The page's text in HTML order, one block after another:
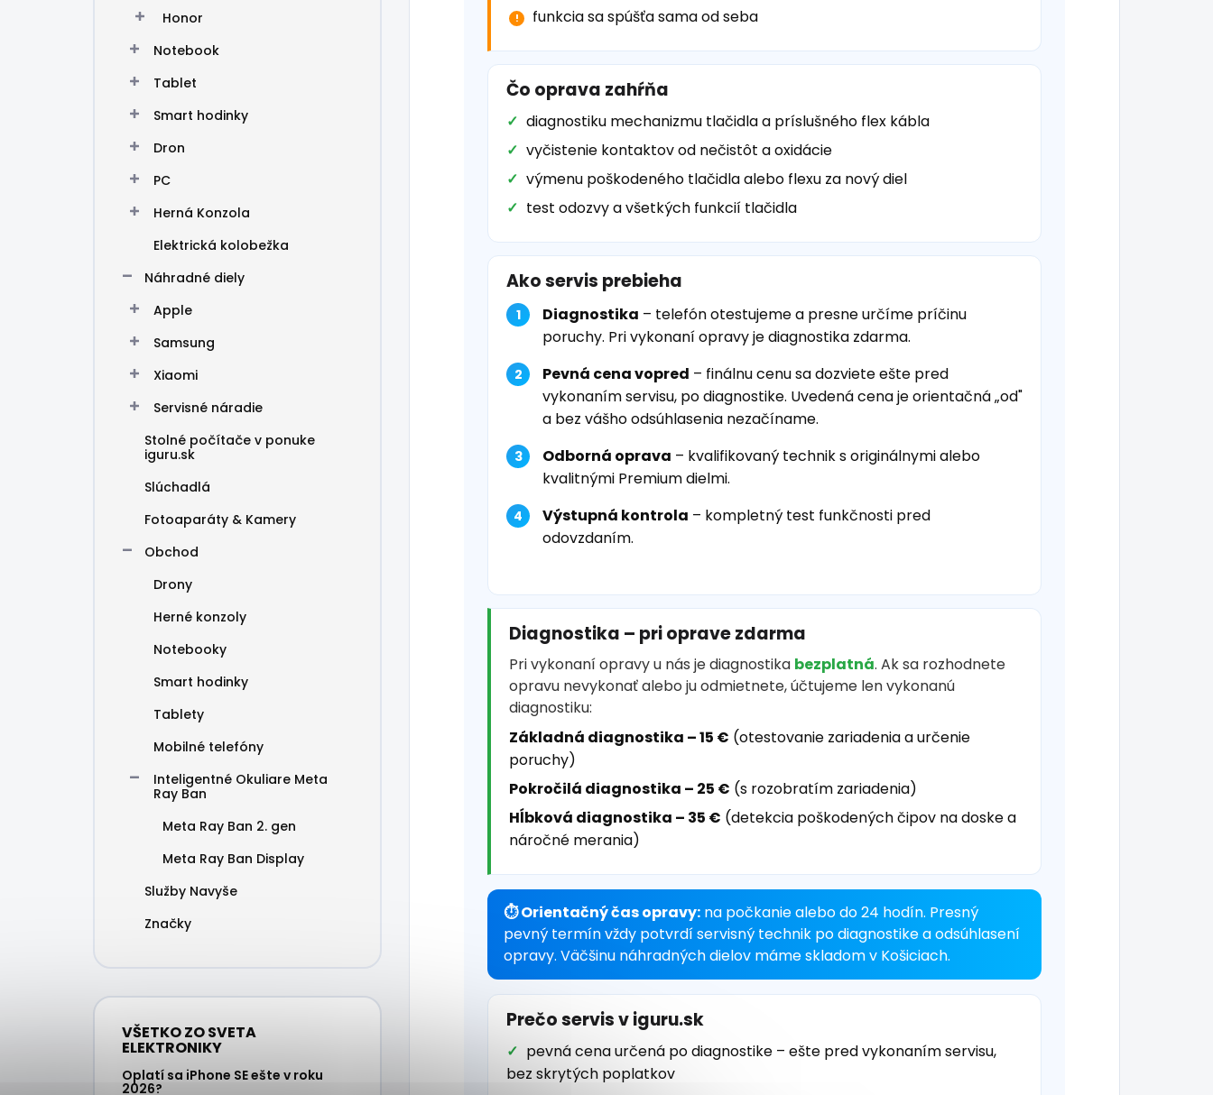
Honor
Notebook
Tablet
Smart hodinky
Dron
PC
Herná Konzola
Elektrická kolobežka
Náhradné diely
Apple
Samsung
Xiaomi
Servisné náradie
Stolné počítače v ponuke
iguru.sk
Slúchadlá
Fotoaparáty & Kamery
Obchod
Drony
Herné konzoly
Notebooky
Smart hodinky
Tablety
Mobilné telefóny
Inteligentné Okuliare Meta
Ray Ban
Meta Ray Ban 2. gen
Meta Ray Ban Display
Služby Navyše
Značky
VŠETKO ZO SVETA
ELEKTRONIKY
Oplatí sa iPhone SE ešte v roku
2026?
funkcia sa spúšťa sama od seba
Čo oprava zahŕňa
diagnostiku mechanizmu tlačidla a príslušného flex kábla
vyčistenie kontaktov od nečistôt a oxidácie
výmenu poškodeného tlačidla alebo flexu za nový diel
test odozvy a všetkých funkcií tlačidla
Ako servis prebieha
Diagnostika – telefón otestujeme a presne určíme príčinu
poruchy. Pri vykonaní opravy je diagnostika zdarma.
Pevná cena vopred – finálnu cenu sa dozviete ešte pred
vykonaním servisu, po diagnostike. Uvedená cena je orientačná „od"
a bez vášho odsúhlasenia nezačíname.
Odborná oprava – kvalifikovaný technik s originálnymi alebo
kvalitnými Premium dielmi.
Výstupná kontrola – kompletný test funkčnosti pred
odovzdaním.
Diagnostika – pri oprave zdarma
Pri vykonaní opravy u nás je diagnostika bezplatná. Ak sa rozhodnete
opravu nevykonať alebo ju odmietnete, účtujeme len vykonanú
diagnostiku:
Základná diagnostika – 15 € (otestovanie zariadenia a určenie
poruchy)
Pokročilá diagnostika – 25 € (s rozobratím zariadenia)
Hĺbková diagnostika – 35 € (detekcia poškodených čipov na doske a
náročné merania)
⏱ Orientačný čas opravy: na počkanie alebo do 24 hodín. Presný
pevný termín vždy potvrdí servisný technik po diagnostike a odsúhlasení
opravy. Väčšinu náhradných dielov máme skladom v Košiciach.
Prečo servis v iguru.sk
pevná cena určená po diagnostike – ešte pred vykonaním servisu,
bez skrytých poplatkov